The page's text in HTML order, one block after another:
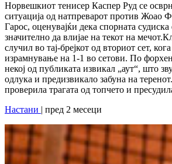
Норвешкиот тенисер Каспер Руд се
ситуација од натпреварот против Жоао
Гарос, оценувајќи дека спорната
значително да влијае на текот на
случил во тај-брејкот од вториот сет,
израмнување на 1-1 во сетови. По
некој од публиката извикал „аут“, што
одлука и предизвикало забуна на
проверила трагата од топчето и
Настани | пред 2 месеци